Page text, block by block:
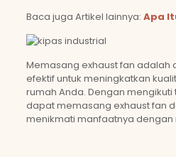
Baca juga Artikel lainnya: Apa
Memasang exhaust fan adalah
efektif untuk meningkatkan
rumah Anda. Dengan
dapat memasang exhaust fan
menikmati manfaatnya dengan